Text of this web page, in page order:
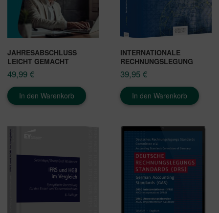
JAHRESABSCHLUSS
LEICHT GEMACHT
49,99 €
In den Warenkorb
INTERNATIONALE
RECHNUNGSLEGUNG
39,95 €
In den Warenkorb